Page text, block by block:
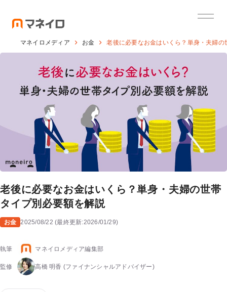
マネイロメディア お金 老後に必要なお金はいくら？単身・夫婦
老後に必要なお金はいくら？単身・夫婦の世帯
タイプ別必要額を解説
お金 2025/08/22 (最終更新:2026/01/29)
執筆 マネイロメディア編集部
監修 高橋 明香 (ファイナンシャルアドバイザー)